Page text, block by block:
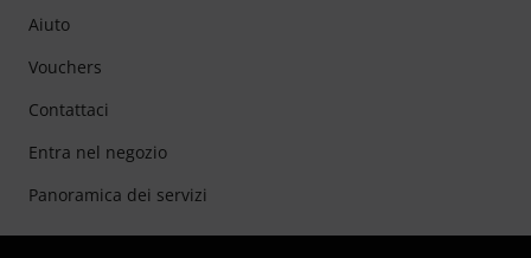
Aiuto
Vouchers
Contattaci
Entra nel negozio
Panoramica dei servizi